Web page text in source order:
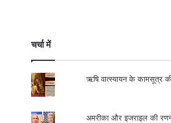
चर्चा में
ऋषि वात्स्यायन के कामसूत्र
अमरीका और इजराइल की